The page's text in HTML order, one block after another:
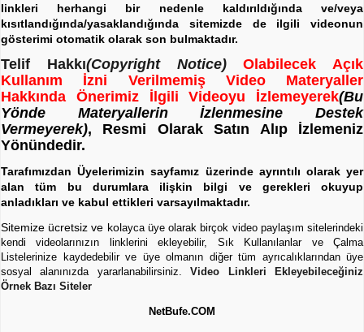
linkleri herhangi bir nedenle kaldırıldığında ve/veya
kısıtlandığında/yasaklandığında sitemizde de ilgili videonun
gösterimi otomatik olarak son bulmaktadır.
Telif Hakkı(Copyright Notice)
Olabilecek Açık
Kullanım İzni Verilmemiş Video Materyaller
Hakkında Önerimiz İlgili Videoyu İzlemeyerek(Bu
Yönde Materyallerin İzlenmesine Destek
Vermeyerek), Resmi Olarak Satın Alıp İzlemeniz
Yönündedir.
Tarafımızdan Üyelerimizin sayfamız üzerinde ayrıntılı olarak yer
alan tüm bu durumlara ilişkin bilgi ve gerekleri okuyup
anladıkları ve kabul ettikleri varsayılmaktadır.
Sitemize ücretsiz ve kolayca üye olarak birçok video paylaşım sitelerindeki
kendi videolarınızın linklerini ekleyebilir, Sık Kullanılanlar ve Çalma
Listelerinize kaydedebilir ve üye olmanın diğer tüm ayrıcalıklarından üye
sosyal alanınızda yararlanabilirsiniz.Video Linkleri Ekleyebileceğiniz
Örnek Bazı Siteler
NetBufe.COM